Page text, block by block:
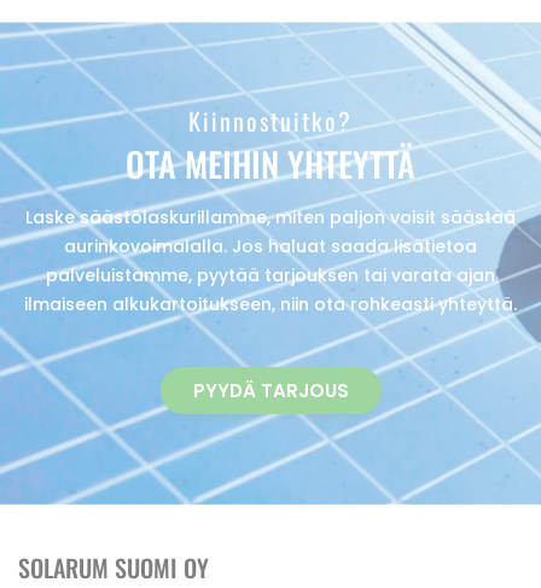
Kiinnostuitko?
OTA MEIHIN YHTEYTTÄ
Laske säästölaskurillamme, miten paljon voisit säästää
aurinkovoimalalla. Jos haluat saada lisätietoa
palveluistamme, pyytää tarjouksen tai varata ajan
ilmaiseen alkukartoitukseen, niin ota rohkeasti yhteyttä.
PYYDÄ TARJOUS
SOLARUM SUOMI OY